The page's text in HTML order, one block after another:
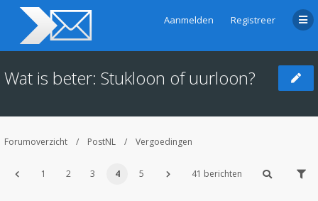
Aanmelden Registreer
Wat is beter: Stukloon of uurloon?
Forumoverzicht PostNL Vergoedingen
1 2 3 4 5 41 berichten